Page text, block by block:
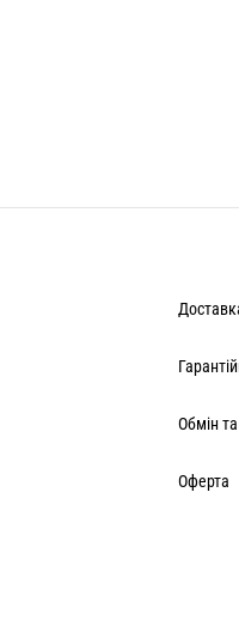
Обмін
Оферта